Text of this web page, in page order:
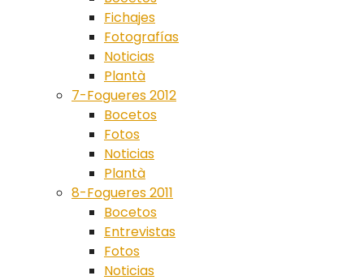
Fichajes
Fotografías
Noticias
Plantà
7-Fogueres 2012
Bocetos
Fotos
Noticias
Plantà
8-Fogueres 2011
Bocetos
Entrevistas
Fotos
Noticias